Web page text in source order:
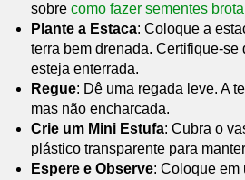
sobre como fazer sementes
Plante a Estaca: Coloque a
terra bem drenada. Certifique-se
esteja enterrada.
Regue: Dê uma regada leve. A
mas não encharcada.
Crie um Mini Estufa: Cubra o
plástico transparente para
Espere e Observe: Coloque em